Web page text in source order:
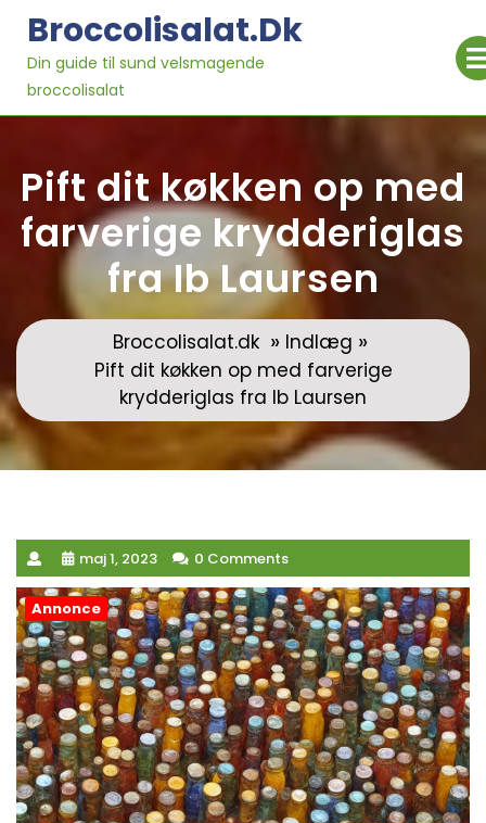
content
Broccolisalat.dk
Din guide til sund velsmagende
broccolisalat
Pift dit køkken op med
farverige krydderiglas
fra Ib Laursen
Broccolisalat.dk » Indlæg »
Pift dit køkken op med farverige
krydderiglas fra Ib Laursen
maj 1, 2023 0 Comments
Annonce